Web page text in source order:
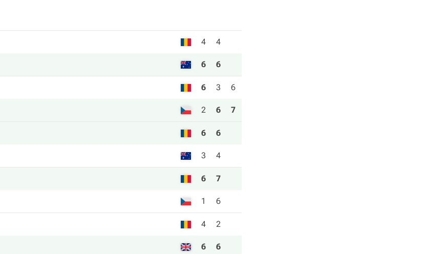
4 4
6 6
6 3 6
2 6 7
6 6
3 4
6 7
1 6
4 2
6 6